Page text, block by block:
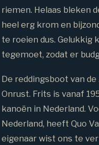
riemen. Helaas bleken
heel erg krom en
te roeien dus. Gelukkig
tegemoet, zodat er
De reddingsboot van
Onrust. Frits is vanaf
kanoën in Nederland.
Nederland, heeft Quo
eigenaar wist ons te